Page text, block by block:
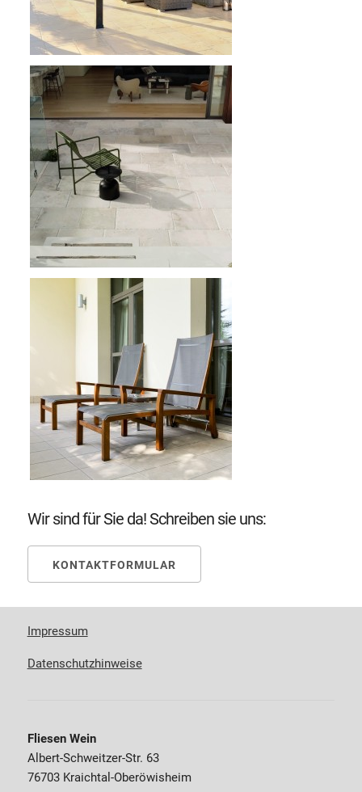
Wir sind für Sie da! Schreiben sie uns:
KONTAKTFORMULAR
Impressum
Datenschutzhinweise
Fliesen Wein
Albert-Schweitzer-Str. 63
76703 Kraichtal-Oberöwisheim